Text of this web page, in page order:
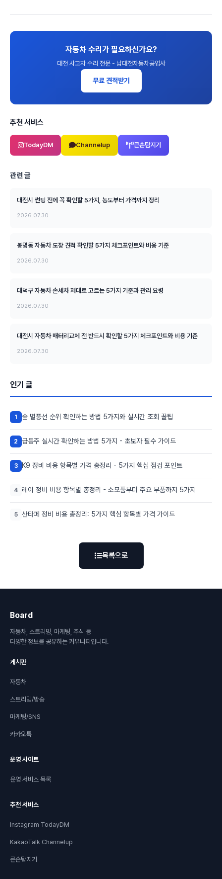
자동차 수리가 필요하신가요?
대전 사고차 수리 전문 - 남대전자동차공업사
무료 견적받기
추천 서비스
TodayDM Channelup 큰손탐지기
관련 글
대전시 썬팅 전에 꼭 확인할 5가지, 농도부터 가격까지 정리
2026.07.30
봉명동 자동차 도장 견적 확인할 5가지 체크포인트와 비용 기준
2026.07.30
대덕구 자동차 손세차 제대로 고르는 5가지 기준과 관리 요령
2026.07.30
대전시 자동차 배터리교체 전 반드시 확인할 5가지 체크포인트와 비용 기준
2026.07.30
인기 글
1 숲 별풍선 순위 확인하는 방법 5가지와 실시간 조회 꿀팁
2 급등주 실시간 확인하는 방법 5가지 - 초보자 필수 가이드
3 K9 정비 비용 항목별 가격 총정리 - 5가지 핵심 점검 포인트
4 레이 정비 비용 항목별 총정리 - 소모품부터 주요 부품까지 5가지
5 산타페 정비 비용 총정리: 5가지 핵심 항목별 가격 가이드
목록으로
Board
자동차, 스트리밍, 마케팅, 주식 등
다양한 정보를 공유하는 커뮤니티입니다.
게시판
자동차
스트리밍/방송
마케팅/SNS
카카오톡
운영 사이트
운영 서비스 목록
추천 서비스
Instagram TodayDM
KakaoTalk Channelup
큰손탐지기